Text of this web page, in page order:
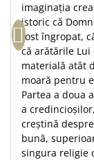
imaginaţia
istoric că
fost îngropat,
că arătările
materială atât
moară pentru
Partea a doua
a
creştină
bună,
singura religie